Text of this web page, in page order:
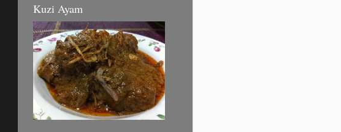
Kuzi Ayam